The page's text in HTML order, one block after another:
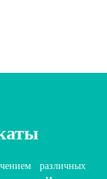
различных